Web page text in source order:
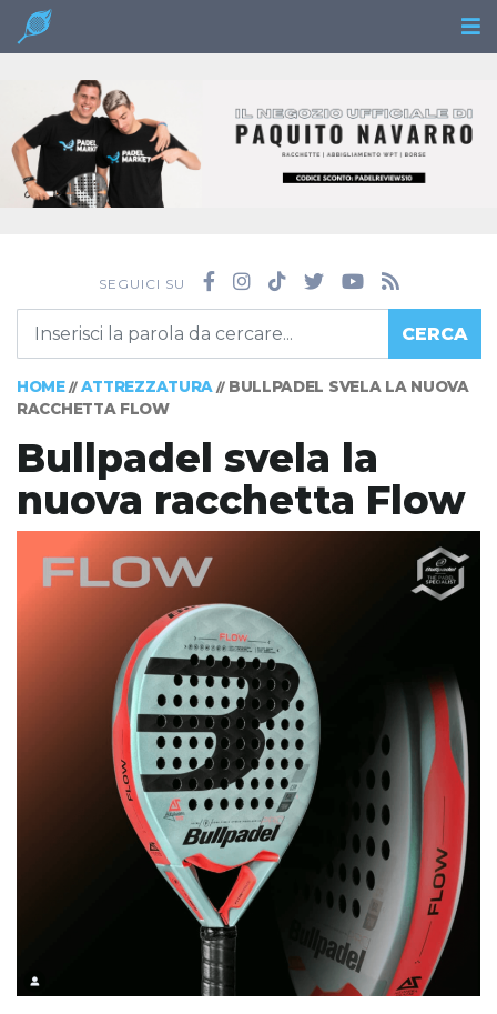
SEGUICI SU
CERCA
HOME// ATTREZZATURA // BULLPADEL SVELA LA NUOVA
RACCHETTA FLOW
Bullpadel svela la
nuova racchetta Flow